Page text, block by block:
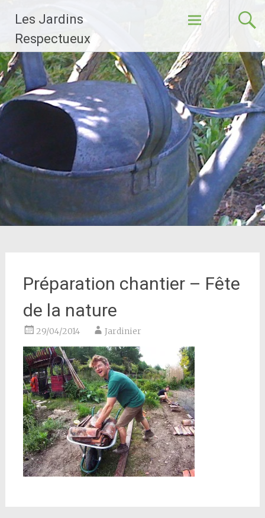
contenu
principal
Les Jardins
Respectueux
Préparation chantier – Fête
de la nature
29/04/2014 Jardinier